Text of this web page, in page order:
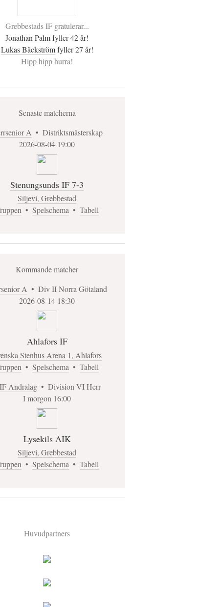
Grebbestads IF gratulerar...
Jonathan Palmfyller 42 år!
Lukas Bäckströmfyller 27 år!
Hipp hipp hurra!
Senaste matcherna
A • Distriktsmästerskap
2026-08-04 19:00
Stenungsunds IF 7-3
Siljevi, Grebbestad
• Spelschema • Tabell
Kommande matcher
A • Div II Norra Götaland
2026-08-14 18:30
Ahlafors IF
Stenhus Arena 1, Ahlafors
• Spelschema • Tabell
Andralag • Division VI Herr
I morgon 16:00
Lysekils AIK
Siljevi, Grebbestad
• Spelschema • Tabell
Huvudpartners